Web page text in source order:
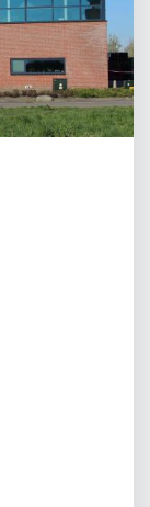
Ihren VIB®-